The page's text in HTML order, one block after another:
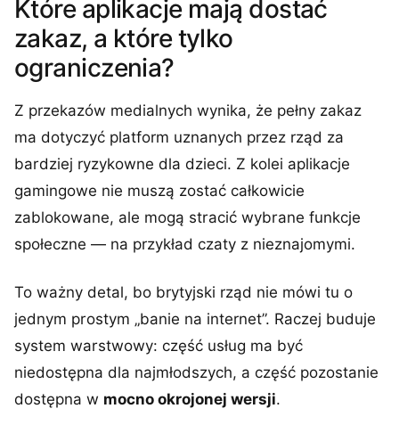
Które aplikacje mają dostać
zakaz, a które tylko
ograniczenia?
Z przekazów medialnych wynika, że pełny zakaz
ma dotyczyć platform uznanych przez rząd za
bardziej ryzykowne dla dzieci. Z kolei aplikacje
gamingowe nie muszą zostać całkowicie
zablokowane, ale mogą stracić wybrane funkcje
społeczne — na przykład czaty z nieznajomymi.
To ważny detal, bo brytyjski rząd nie mówi tu o
jednym prostym „banie na internet”. Raczej buduje
system warstwowy: część usług ma być
niedostępna dla najmłodszych, a część pozostanie
dostępna w mocno okrojonej wersji.